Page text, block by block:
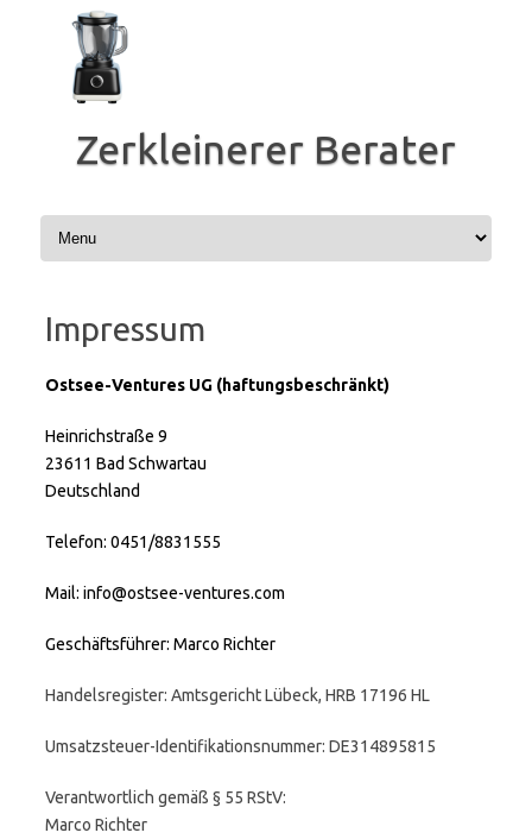
springen
Zerkleinerer Berater
Impressum
Ostsee-Ventures UG (haftungsbeschränkt)
Heinrichstraße 9
23611 Bad Schwartau
Deutschland
Telefon: 0451/8831555
Mail: info@ostsee-ventures.com
Geschäftsführer: Marco Richter
Handelsregister: Amtsgericht Lübeck, HRB 17196 HL
Umsatzsteuer-Identifikationsnummer: DE314895815
Verantwortlich gemäß § 55 RStV:
Marco Richter